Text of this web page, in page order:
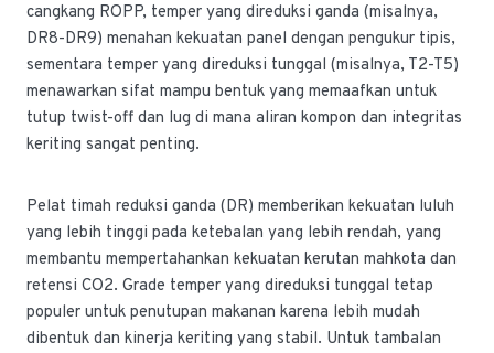
cangkang ROPP, temper yang direduksi ganda (misalnya,
DR8-DR9) menahan kekuatan panel dengan pengukur tipis,
sementara temper yang direduksi tunggal (misalnya, T2-T5)
menawarkan sifat mampu bentuk yang memaafkan untuk
tutup twist-off dan lug di mana aliran kompon dan integritas
keriting sangat penting.
Pelat timah reduksi ganda (DR) memberikan kekuatan luluh
yang lebih tinggi pada ketebalan yang lebih rendah, yang
membantu mempertahankan kekuatan kerutan mahkota dan
retensi CO2. Grade temper yang direduksi tunggal tetap
populer untuk penutupan makanan karena lebih mudah
dibentuk dan kinerja keriting yang stabil. Untuk tambalan